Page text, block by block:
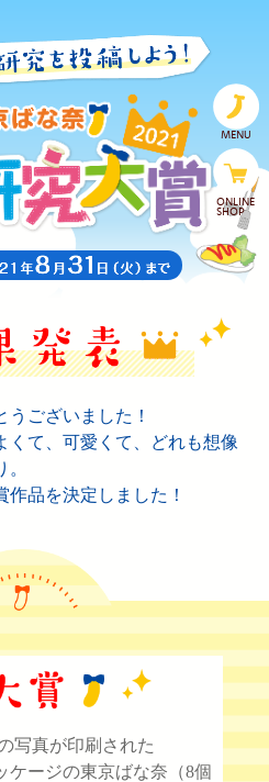
MENU
ONLINE
SHOP
ございました！
くて、可愛くて、どれも想像
品を決定しました！
写真が印刷された
ケージの東京ばな奈（8個